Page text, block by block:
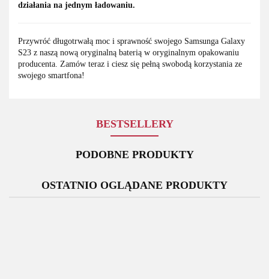
działania na jednym ładowaniu.
Przywróć długotrwałą moc i sprawność swojego Samsunga Galaxy
S23 z naszą nową oryginalną baterią w oryginalnym opakowaniu
producenta. Zamów teraz i ciesz się pełną swobodą korzystania ze
swojego smartfona!
BESTSELLERY
PODOBNE PRODUKTY
OSTATNIO OGLĄDANE PRODUKTY